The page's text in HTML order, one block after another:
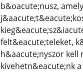
b&oacute;nusz,
felt&eacute;teleket,
h&aacute;nyszor kell
kivehetn&eacute;nk